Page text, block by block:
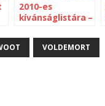
2010-es
kívánságlistára –
VOLDEMORT